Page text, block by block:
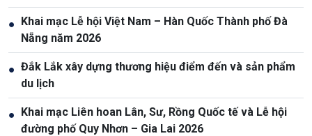
● Khai mạc Lễ hội Việt Nam – Hàn Quốc Thành phố Đà
Nẵng năm 2026
● Đắk Lắk xây dựng thương hiệu điểm đến và sản phẩm
du lịch
● Khai mạc Liên hoan Lân, Sư, Rồng Quốc tế và Lễ hội
đường phố Quy Nhơn – Gia Lai 2026